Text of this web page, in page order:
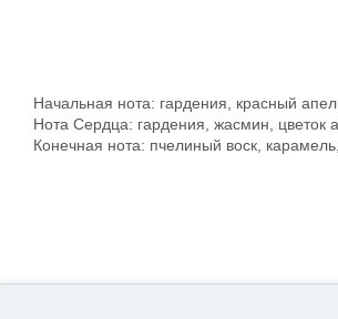
Начальная нота: гардения, красный
Нота Сердца: гардения, жасмин, цветок
Конечная нота: пчелиный воск,